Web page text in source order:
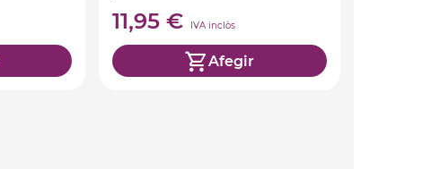
11,95 € IVA inclòs
Afegir